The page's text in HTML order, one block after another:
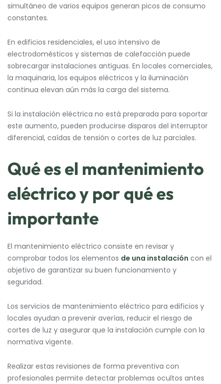
simultáneo de varios equipos generan picos de consumo
constantes.
En edificios residenciales, el uso intensivo de
electrodomésticos y sistemas de calefacción puede
sobrecargar instalaciones antiguas. En locales comerciales,
la maquinaria, los equipos eléctricos y la iluminación
continua elevan aún más la carga del sistema.
Si la instalación eléctrica no está preparada para soportar
este aumento, pueden producirse disparos del interruptor
diferencial, caídas de tensión o cortes de luz parciales.
Qué es el mantenimiento
eléctrico y por qué es
importante
El mantenimiento eléctrico consiste en revisar y
comprobar todos los elementos de una instalación con el
objetivo de garantizar su buen funcionamiento y
seguridad.
Los servicios de mantenimiento eléctrico para edificios y
locales ayudan a prevenir averías, reducir el riesgo de
cortes de luz y asegurar que la instalación cumple con la
normativa vigente.
Realizar estas revisiones de forma preventiva con
profesionales permite detectar problemas ocultos antes